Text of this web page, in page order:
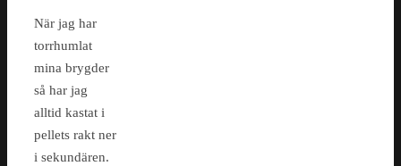
När jag har
torrhumlat
mina brygder
så har jag
alltid kastat i
pellets rakt ner
i sekundären.